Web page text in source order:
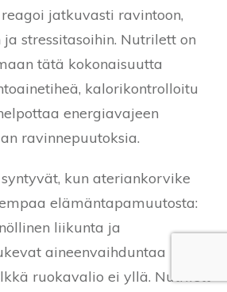
jatkuvasti ravintoon,
stressitasoihin. Nutrilett on
tätä kokonaisuutta
kalorikontrolloitu
energiavajeen
ravinnepuutoksia.
kun ateriankorvike
elämäntapamuutosta:
liikunta ja
aineenvaihduntaa
ruokavalio ei yllä. Nutrilett